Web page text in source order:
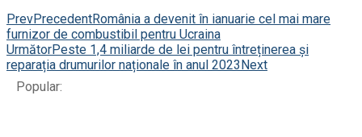
PrevPrecedentRomânia a devenit în ianuarie cel mai mare
furnizor de combustibil pentru Ucraina
UrmătorPeste 1,4 miliarde de lei pentru întreținerea și
reparația drumurilor naționale în anul 2023 Next
Popular: